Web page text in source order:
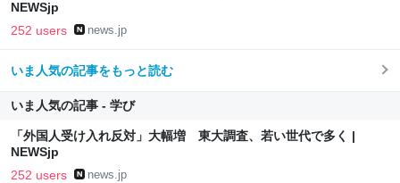
NEWSjp
252 users news.jp
いま人気の記事をもっと読む
いま人気の記事 - 学び
「外国人受け入れ反対」大幅増 東大調査、若い世代で多く |
NEWSjp
252 users news.jp